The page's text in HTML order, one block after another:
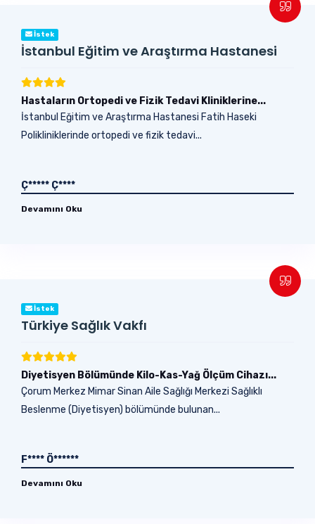
İstek
İstanbul Eğitim ve Araştırma Hastanesi
Hastaların Ortopedi ve Fizik Tedavi Kliniklerine...
İstanbul Eğitim ve Araştırma Hastanesi Fatih Haseki
Polikliniklerinde ortopedi ve fizik tedavi...
Ç***** Ç****
Devamını Oku
İstek
Türkiye Sağlık Vakfı
Diyetisyen Bölümünde Kilo-Kas-Yağ Ölçüm Cihazı...
Çorum Merkez Mimar Sinan Aile Sağlığı Merkezi Sağlıklı
Beslenme (Diyetisyen) bölümünde bulunan...
F**** Ö******
Devamını Oku